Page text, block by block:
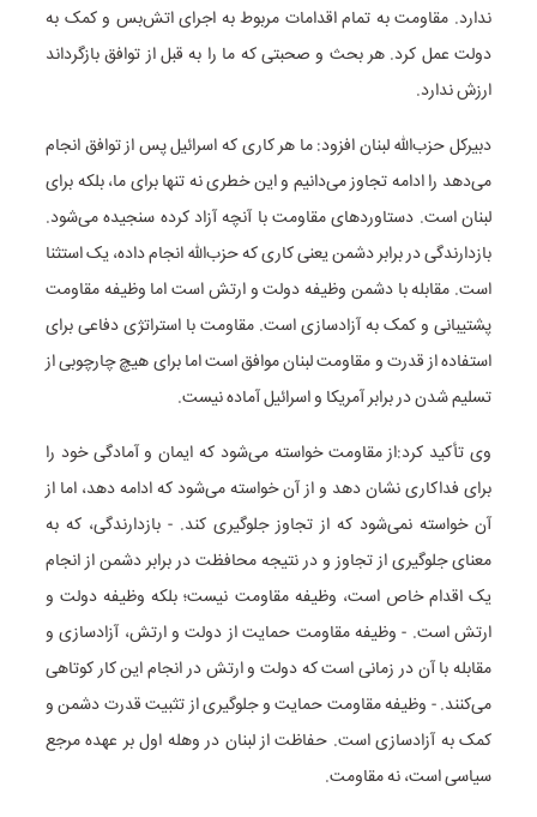
ندارد. مقاومت به تمام اقدامات مربوط به اجرای اتش‌بس و کمک به
دولت عمل کرد. هر بحث و صحبتی که ما را به قبل از توافق بازگرداند
ارزش ندارد.
دبیرکل حزب‌الله لبنان افزود: ما هر کاری که اسرائیل پس از توافق انجام
می‌دهد را ادامه تجاوز می‌دانیم و این خطری نه تنها برای ما، بلکه برای
لبنان است. دستاوردهای مقاومت با آنچه آزاد کرده سنجیده می‌شود.
بازدارندگی در برابر دشمن یعنی کاری که حزب‌الله انجام داده، یک استثنا
است. مقابله با دشمن وظیفه دولت و ارتش است اما وظیفه مقاومت
پشتیبانی و کمک به آزادسازی است. مقاومت با استراتژی دفاعی برای
استفاده از قدرت و مقاومت لبنان موافق است اما برای هیچ چارچوبی از
تسلیم شدن در برابر آمریکا و اسرائیل آماده نیست.
وی تأکید کرد:‌از مقاومت خواسته می‌شود که ایمان و آمادگی خود را
برای فداکاری نشان دهد و از آن خواسته می‌شود که ادامه دهد، اما از
آن خواسته نمی‌شود که از تجاوز جلوگیری کند. - بازدارندگی، که به
معنای جلوگیری از تجاوز و در نتیجه محافظت در برابر دشمن از انجام
یک اقدام خاص است، وظیفه مقاومت نیست؛ بلکه وظیفه دولت و
ارتش است. - وظیفه مقاومت حمایت از دولت و ارتش، آزادسازی و
مقابله با آن در زمانی است که دولت و ارتش در انجام این کار کوتاهی
می‌کنند. - وظیفه مقاومت حمایت و جلوگیری از تثبیت قدرت دشمن و
کمک به آزادسازی است. حفاظت از لبنان در وهله اول بر عهده مرجع
سیاسی است، نه مقاومت.